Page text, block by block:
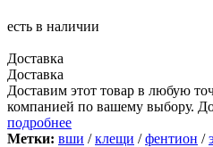
есть в наличии
Доставка
Доставка
Доставим этот товар в любую
компанией по вашему выбору.
подробнее
Метки: вши /клещи /фентион /